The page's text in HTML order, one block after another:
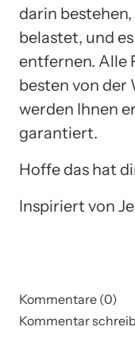
darin bestehen,
belastet, und
entfernen. Alle
besten von der
werden Ihnen
garantiert.
Hoffe das hat
Inspiriert von
Kommentare (0)
Kommentar